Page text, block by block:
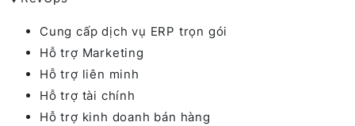
Cung cấp dịch vụ ERP trọn gói
Hỗ trợ Marketing
Hỗ trợ liên minh
Hỗ trợ tài chính
Hỗ trợ kinh doanh bán hàng